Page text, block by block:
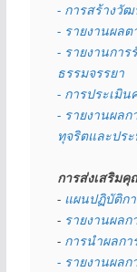
- การสร้างวัฒ
- รายงานผล
- รายงานกา
ธรรมจรรยา
- การประเมิน
- รายงานผลก
ทุจริตและปร
การส่งเสริม
- แผนปฏิบัติก
- รายงานผล
- การนำผลกา
- รายงานผล